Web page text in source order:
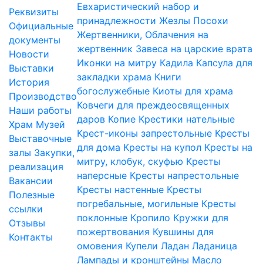
Реквизиты
Официальные
документы
Новости
Выставки
История
Производство
Наши работы
Храм Музей
Выставочные
залы Закупки,
реализация
Вакансии
Полезные
ссылки
Отзывы
Контакты
Евхаристический набор и
принадлежности Жезлы Посохи
Жертвенники, Облачения на
жертвенник Завеса на царские врата
Иконки на митру Кадила Капсула для
закладки храма Книги
богослужебные Киоты для храма
Ковчеги для преждеосвященных
даров Копие Крестики нательные
Крест-иконы запрестольные Кресты
для дома Кресты на купол Кресты на
митру, клобук, скуфью Кресты
наперсные Кресты напрестольные
Кресты настенные Кресты
погребальные, могильные Кресты
поклонные Кропило Кружки для
пожертвования Кувшины для
омовения Купели Ладан Ладаница
Лампады и кронштейны Масло